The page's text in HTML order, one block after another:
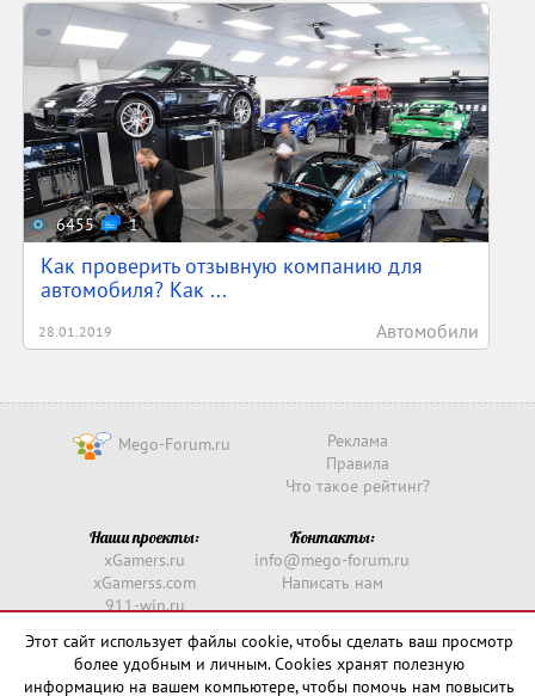
6455 1
Как проверить отзывную компанию для
автомобиля? Как ...
28.01.2019 Автомобили
Mego-Forum.ru
Реклама
Правила
Что такое рейтинг?
Наши проекты:
xGamers.ru
xGamerss.com
911-win.ru
Контакты:
info@mego-forum.ru
Написать нам
2026
Этот сайт использует файлы cookie, чтобы сделать ваш просмотр
более удобным и личным. Cookies хранят полезную
информацию на вашем компьютере, чтобы помочь нам повысить